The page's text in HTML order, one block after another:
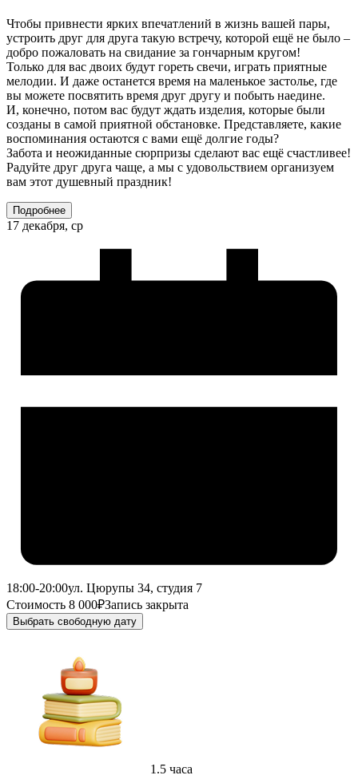
Чтобы привнести ярких впечатлений в жизнь вашей пары,
устроить друг для друга такую встречу, которой ещё не было –
добро пожаловать на свидание за гончарным кругом!
Только для вас двоих будут гореть свечи, играть приятные
мелодии. И даже останется время на маленькое застолье, где
вы можете посвятить время друг другу и побыть наедине.
И, конечно, потом вас будут ждать изделия, которые были
созданы в самой приятной обстановке. Представляете, какие
воспоминания остаются с вами ещё долгие годы?
Забота и неожиданные сюрпризы сделают вас ещё счастливее!
Радуйте друг друга чаще, а мы с удовольствием организуем
вам этот душевный праздник!
Подробнее
17 декабря, ср
18:00-20:00ул. Цюрупы 34, студия 7
Стоимость 8 000₽Запись закрыта
Выбрать свободную дату
1.5 часа